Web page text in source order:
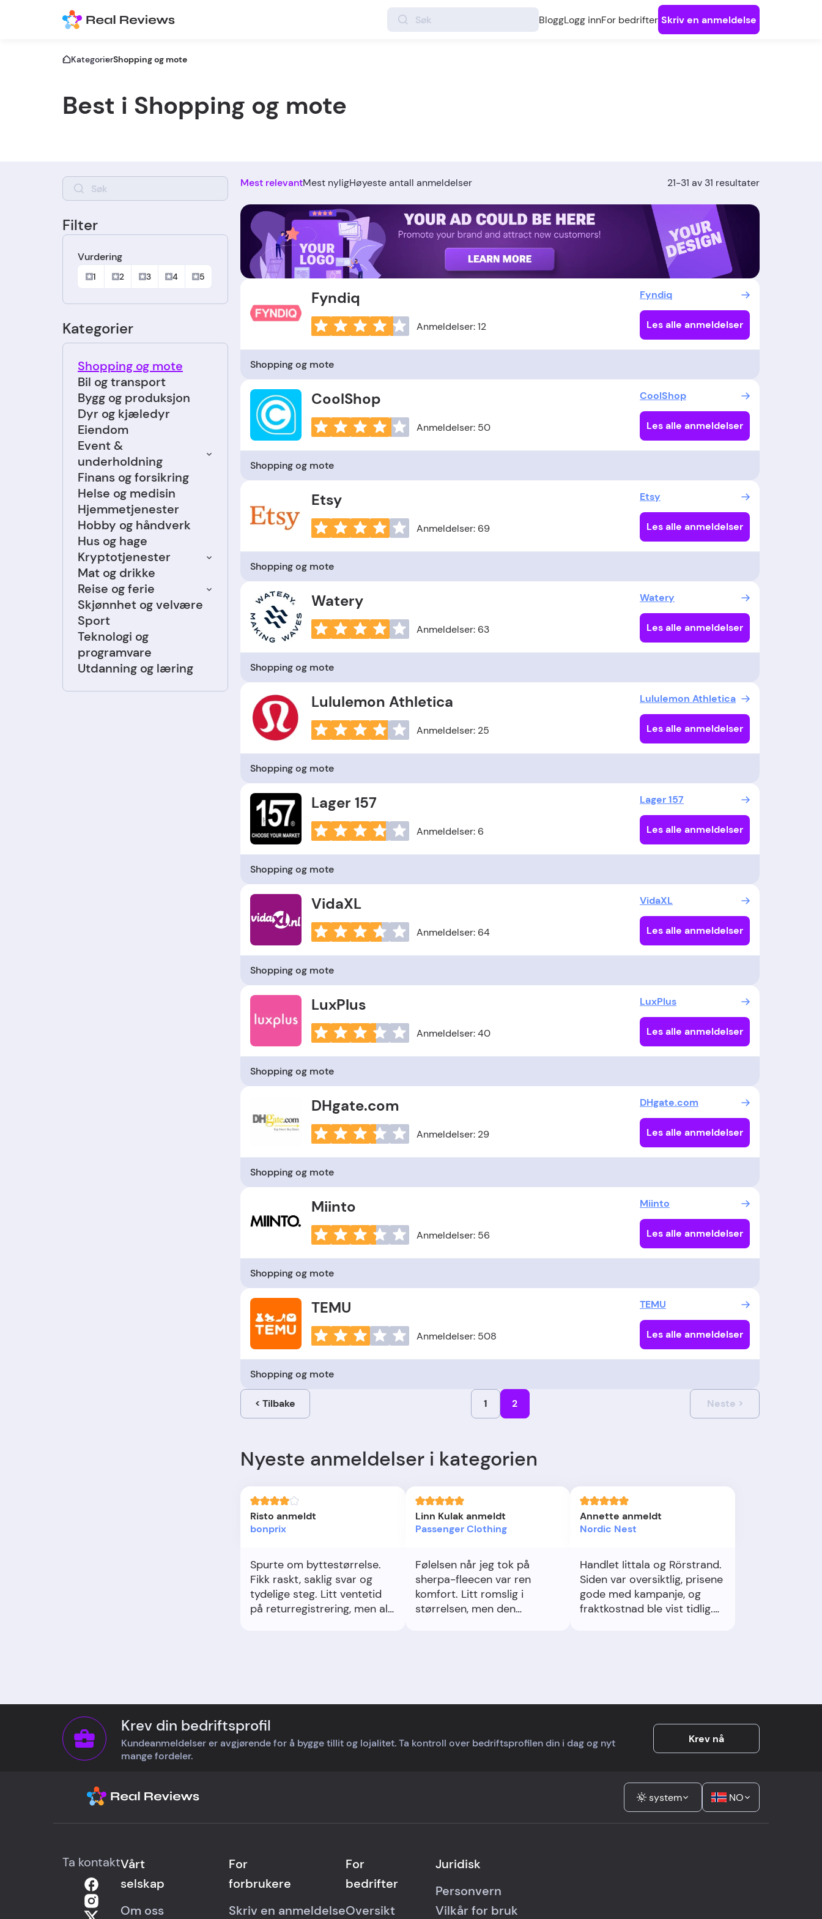
BloggLogg innFor bedrifter Skriv en anmeldelse
KategorierShopping og mote
Best i Shopping og mote
Filter
Vurdering
1 2 3 4 5
Kategorier
Bil og transport
Bygg og produksjon
Dyr og kjæledyr
Eiendom
Event &
underholdning
Finans og forsikring
Helse og medisin
Hjemmetjenester
Hobby og håndverk
Hus og hage
Kryptotjenester
Mat og drikke
Reise og ferie
Shopping og mote
Skjønnhet og velvære
Sport
Teknologi og
programvare
Utdanning og læring
Mest relevantMest nyligHøyeste antall anmeldelser 21-31 av 31 resultater
Fyndiq
Anmeldelser: 12
Fyndiq
Les alle anmeldelser
Shopping og mote
CoolShop
Anmeldelser: 50
CoolShop
Les alle anmeldelser
Shopping og mote
Etsy
Anmeldelser: 69
Etsy
Les alle anmeldelser
Shopping og mote
Watery
Anmeldelser: 63
Watery
Les alle anmeldelser
Shopping og mote
Lululemon Athletica
Anmeldelser: 25
Lululemon Athletica
Les alle anmeldelser
Shopping og mote
Lager 157
Anmeldelser: 6
Lager 157
Les alle anmeldelser
Shopping og mote
VidaXL
Anmeldelser: 64
VidaXL
Les alle anmeldelser
Shopping og mote
LuxPlus
Anmeldelser: 40
LuxPlus
Les alle anmeldelser
Shopping og mote
DHgate.com
Anmeldelser: 29
DHgate.com
Les alle anmeldelser
Shopping og mote
Miinto
Anmeldelser: 56
Miinto
Les alle anmeldelser
Shopping og mote
TEMU
Anmeldelser: 508
TEMU
Les alle anmeldelser
Shopping og mote
< Tilbake 1 2 Neste >
Nyeste anmeldelser i kategorien
Risto anmeldt
bonprix
Spurte om byttestørrelse.
Fikk raskt, saklig svar og
tydelige steg. Litt ventetid
på returregistrering, men alt
Linn Kulak anmeldt
Passenger Clothing
Følelsen når jeg tok på
sherpa-fleecen var ren
komfort. Litt romslig i
størrelsen, men den
Annette anmeldt
Nordic Nest
Handlet Iittala og Rörstrand.
Siden var oversiktlig, prisene
gode med kampanje, og
fraktkostnad ble vist tidlig.
Krev din bedriftsprofil
Kundeanmeldelser er avgjørende for å bygge tillit og lojalitet. Ta kontroll over bedriftsprofilen din i dag og nyt
mange fordeler.
Krev nå
system NO
Ta kontaktVårt
selskap
Om oss
For
forbrukere
Skriv en anmeldelse
For
bedrifter
Oversikt
Juridisk
Personvern
Vilkår for bruk